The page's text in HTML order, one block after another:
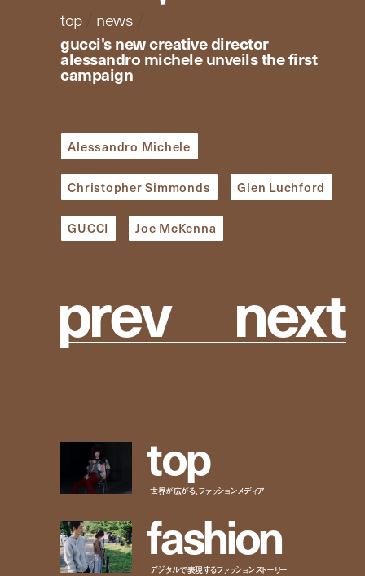
top/ news
gucci's new creative director
alessandro michele unveils the first
campaign
Alessandro Michele
Christopher Simmonds Glen Luchford
GUCCI Joe McKenna
prev next
top
世界が広がる、ファッションメディア
fashion
デジタルで表現するファッションストーリー